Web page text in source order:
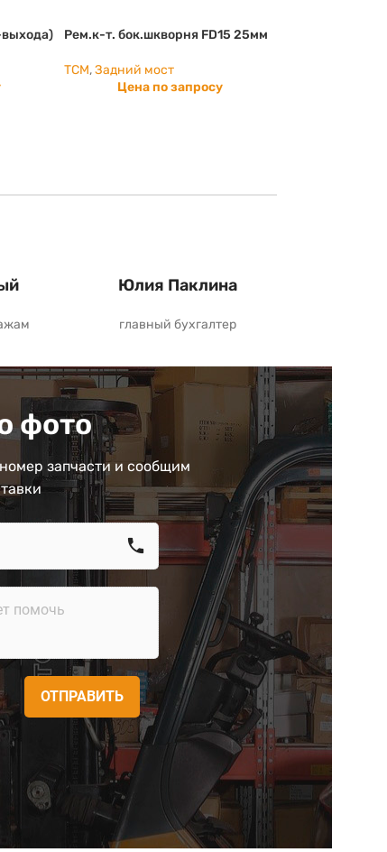
выхода) Рем.к-т. бок.шкворня FD15 25мм
TCM, Задний мост
Цена по запросу
Юлия Паклина
главный бухгалтер
фото
запчасти и сообщим
call
ОТПРАВИТЬ